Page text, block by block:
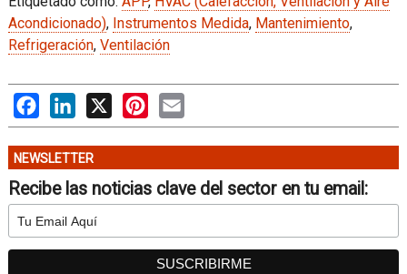
Acondicionado), Instrumentos Medida, Mantenimiento,
Refrigeración, Ventilación
FacebookLinkedIn
X PinterestEmail
NEWSLETTER
Recibe las noticias clave del sector en tu email: